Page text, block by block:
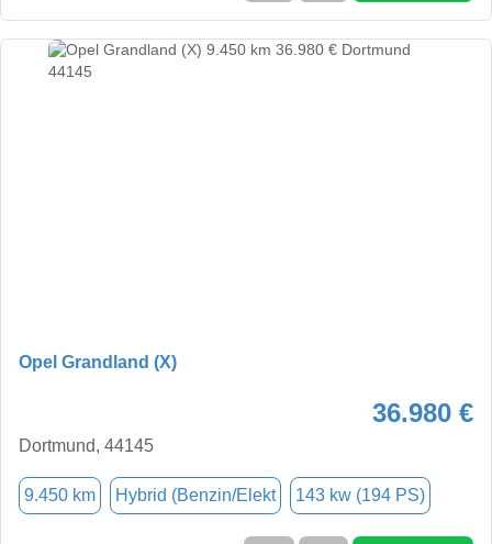
Opel Grandland (X)
36.980 €
Dortmund, 44145
9.450 km Hybrid (Benzin/Elekt 143 kw (194 PS)